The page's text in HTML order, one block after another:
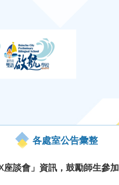
各處室公告彙整
談會」資訊，鼓勵師生參加